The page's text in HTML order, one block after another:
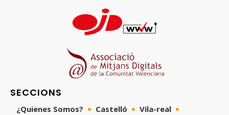
SECCIONS
¿Quienes Somos? Castelló
Vila-real